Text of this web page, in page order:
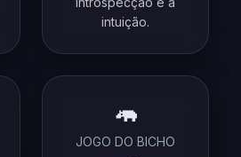
intuição.
🦛
JOGO DO BICHO